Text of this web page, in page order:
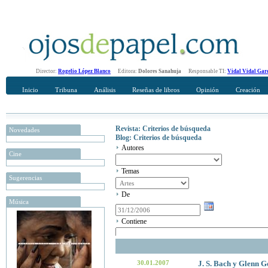
Director: Rogelio López Blanco Editora: Dolores Sanahuja Responsable TI: Vidal Vidal
Inicio Tribuna Análisis Reseñas de libros Opinión Creación
Novedades
Cine
Sugerencias
Música
Revista: Criterios de búsqueda
Blog: Criterios de búsqueda
Autores
Temas
De
Contiene
30.01.2007 J. S. Bach y Glenn